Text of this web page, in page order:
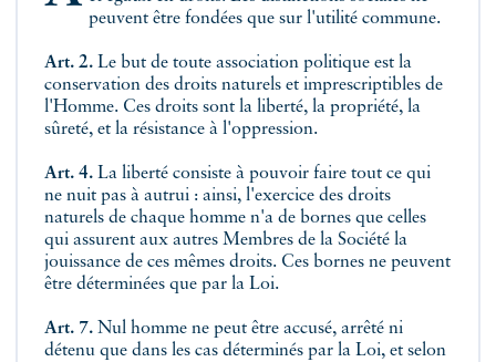
peuvent être fondées que sur l'utilité commune.
Art. 2. Le but de toute association politique est la
conservation des droits naturels et imprescriptibles de
l'Homme. Ces droits sont la liberté, la propriété, la
sûreté, et la résistance à l'oppression.
Art. 4. La liberté consiste à pouvoir faire tout ce qui
ne nuit pas à autrui : ainsi, l'exercice des droits
naturels de chaque homme n'a de bornes que celles
qui assurent aux autres Membres de la Société la
jouissance de ces mêmes droits. Ces bornes ne peuvent
être déterminées que par la Loi.
Art. 7. Nul homme ne peut être accusé, arrêté ni
détenu que dans les cas déterminés par la Loi, et selon